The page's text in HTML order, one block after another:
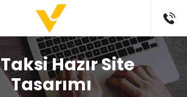
Hazır Site
Tasarımı